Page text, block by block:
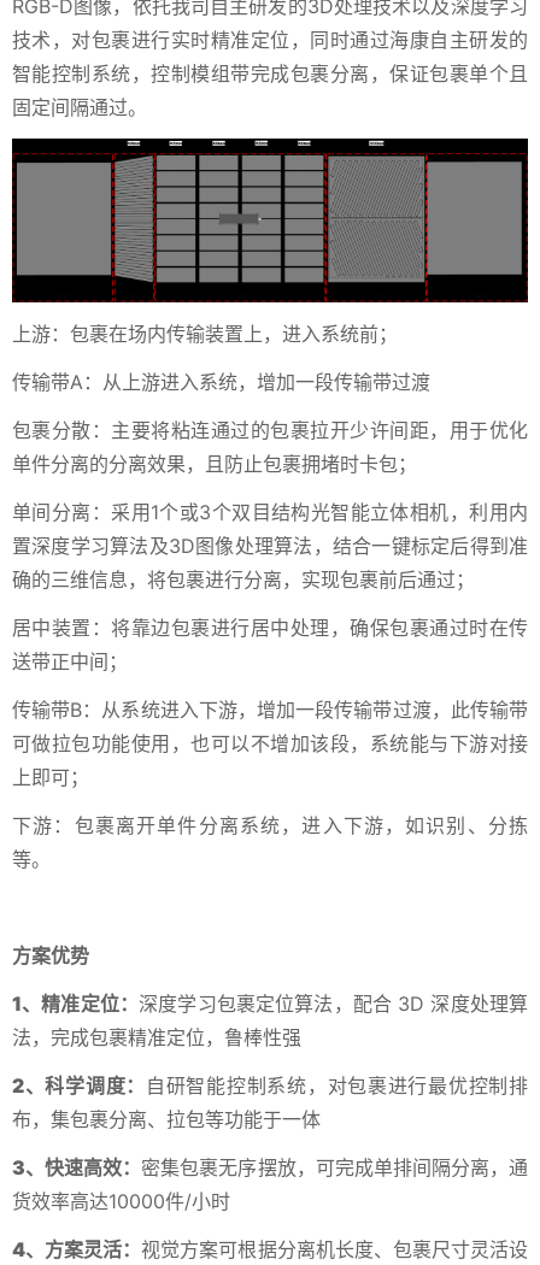
RGB-D图像，依托我司自主研发的3D处理技术以及深度学习
技术，对包裹进行实时精准定位，同时通过海康自主研发的
智能控制系统，控制模组带完成包裹分离，保证包裹单个且
固定间隔通过。
上游：包裹在场内传输装置上，进入系统前；
传输带A：从上游进入系统，增加一段传输带过渡
包裹分散：主要将粘连通过的包裹拉开少许间距，用于优化
单件分离的分离效果，且防止包裹拥堵时卡包；
单间分离：采用1个或3个双目结构光智能立体相机，利用内
置深度学习算法及3D图像处理算法，结合一键标定后得到准
确的三维信息，将包裹进行分离，实现包裹前后通过；
居中装置：将靠边包裹进行居中处理，确保包裹通过时在传
送带正中间；
传输带B：从系统进入下游，增加一段传输带过渡，此传输带
可做拉包功能使用，也可以不增加该段，系统能与下游对接
上即可；
下游：包裹离开单件分离系统，进入下游，如识别、分拣
等。
方案优势
1、精准定位：深度学习包裹定位算法，配合 3D 深度处理算
法，完成包裹精准定位，鲁棒性强
2、科学调度： 自研智能控制系统，对包裹进行最优控制排
布，集包裹分离、拉包等功能于一体
3、快速高效： 密集包裹无序摆放，可完成单排间隔分离，通
货效率高达10000件/小时
4、方案灵活： 视觉方案可根据分离机长度、包裹尺寸灵活设